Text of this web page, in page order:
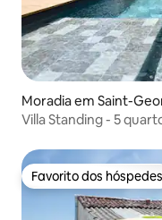
Moradia em Saint-
Villa Standing - 5
Favorito dos hóspedes
Favorito dos hóspedes